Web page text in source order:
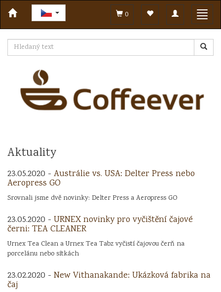
Toggle
navigation
0
Aktuality
23.05.2020 - Austrálie vs. USA: Delter Press nebo
Aeropress GO
Srovnali jsme dvě novinky: Delter Press a Aeropress GO
23.05.2020 - URNEX novinky pro vyčištění čajové
černi: TEA CLEANER
Urnex Tea Clean a Urnex Tea Tabz vyčistí čajovou čerň na
porcelánu nebo sítkách
23.02.2020 - New Vithanakande: Ukázková fabrika na
čaj